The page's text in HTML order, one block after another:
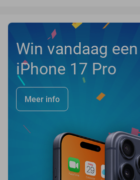
Win vandaag
iPhone 17 Pro
Meer info